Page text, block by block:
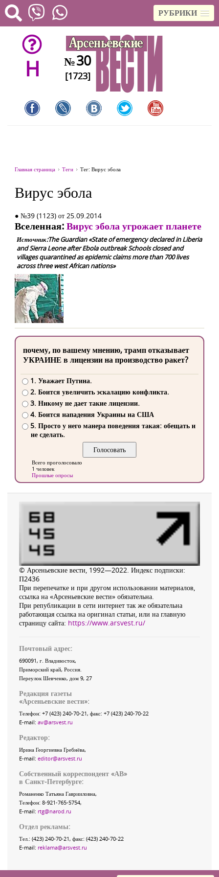
РУБРИКИ
H №30
[1723]
Главная страница Теги Тег: Вирус эбола
Вирус эбола
● №39 (1123) от 25.09.2014
Вселенная:Вирус эбола угрожает планете
Источник:The Guardian «State of emergency declared in Liberia
and Sierra Leone after Ebola outbreak Schools closed and
villages quarantined as epidemic claims more than 700 lives
across three west African nations»
почему, по вашему мнению, трамп отказывает
УКРАИНЕ в лицензии на производство ракет?
1. Уважает Путина.
2. Боится увеличить эскалацию конфликта.
3. Никому не дает такие лицензии.
4. Боится нападения Украины на США
5. Просто у него манера поведения такая: обещать и
не сделать.
Всего проголосовало
1 человек
Прошлые опросы
© Арсеньевские вести, 1992—2022. Индекс подписки:
П2436
При перепечатке и при другом использовании материалов,
ссылка на «Арсеньевские вести» обязательна.
При републикации в сети интернет так же обязательна
работающая ссылка на оригинал статьи, или на главную
страницу сайта: https://www.arsvest.ru/
Почтовый адрес:
690091, г. Владивосток,
Приморский край, Россия
Переулок Шевченко, дом 9, 27
Редакция газеты
«Арсеньевские вести»:
Телефон: +7 (423) 240-70-21, факс: +7 (423) 240-70-22
E-mail: av@arsvest.ru
Редактор:
Ирина Георгиевна Гребнёва,
E-mail: editor@arsvest.ru
Собственный корреспондент «АВ»
в Санкт-Петербурге:
Романенко Татьяна Гаврииловна,
Телефон: 8-921-765-5754,
E-mail: rtg@narod.ru
Отдел рекламы:
Тел.: (423) 240-70-21, факс: (423) 240-70-22
E-mail: reklama@arsvest.ru